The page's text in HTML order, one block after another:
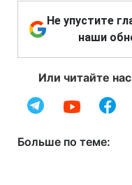
Не упустите
наши
Или читайте
Больше по теме: